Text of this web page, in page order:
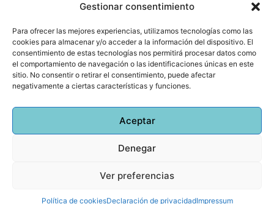
Gestionar consentimiento
Para ofrecer las mejores experiencias, utilizamos tecnologías como las
cookies para almacenar y/o acceder a la información del dispositivo. El
consentimiento de estas tecnologías nos permitirá procesar datos como
el comportamiento de navegación o las identificaciones únicas en este
sitio. No consentir o retirar el consentimiento, puede afectar
negativamente a ciertas características y funciones.
Aceptar
Denegar
Ver preferencias
Política de cookiesDeclaración de privacidadImpressum
Descubre más sobre mí
Mi libro: La felicidad: qué ayuda y qué no.
Blog: Reflexiones que conectan
Agendar cita
Leocadio Martín | DiseñoHuub World